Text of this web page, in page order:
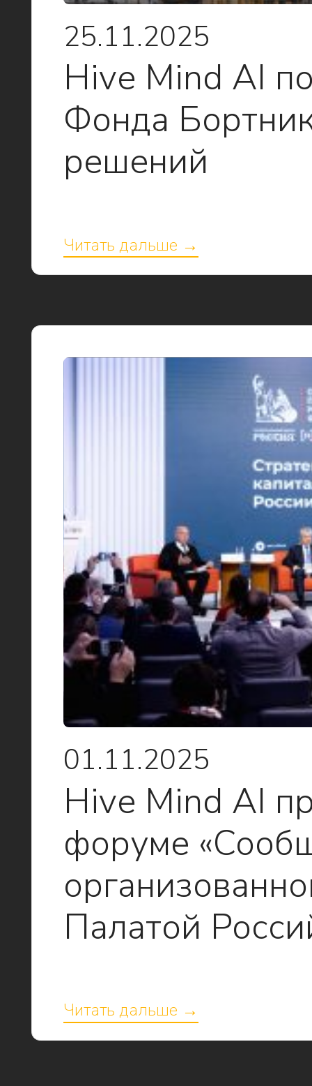
25.11.2025
Hive Mind AI
Фонда
решений
Читать дальше →
01.11.2025
Hive Mind AI
форуме
Палатой
Читать дальше →